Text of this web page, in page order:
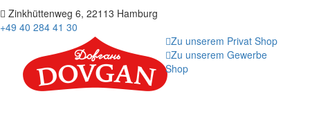
Zinkhüttenweg 6, 22113 Hamburg
+49 40 284 41 30
Zu unserem Privat Shop
Zu unserem Gewerbe
Shop